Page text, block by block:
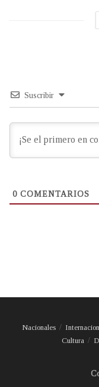
Suscribir
0 COMENTARIOS
Nacionales
Cultura